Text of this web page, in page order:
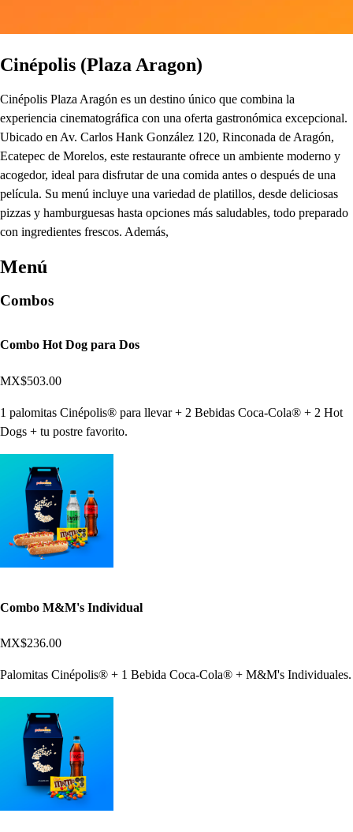
Cinépolis (Plaza Aragon)
Cinépolis Plaza Aragón es un destino único que combina la
experiencia cinematográfica con una oferta gastronómica excepcional.
Ubicado en Av. Carlos Hank González 120, Rinconada de Aragón,
Ecatepec de Morelos, este restaurante ofrece un ambiente moderno y
acogedor, ideal para disfrutar de una comida antes o después de una
película. Su menú incluye una variedad de platillos, desde deliciosas
pizzas y hamburguesas hasta opciones más saludables, todo preparado
con ingredientes frescos. Además,
Menú
Combos
Combo Hot Dog para Dos
MX$503.00
1 palomitas Cinépolis® para llevar + 2 Bebidas Coca-Cola® + 2 Hot
Dogs + tu postre favorito.
Combo M&M's Individual
MX$236.00
Palomitas Cinépolis® + 1 Bebida Coca-Cola® + M&M's Individuales.